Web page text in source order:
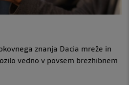
znanja Dacia mreže in
vedno v povsem brezhibnem